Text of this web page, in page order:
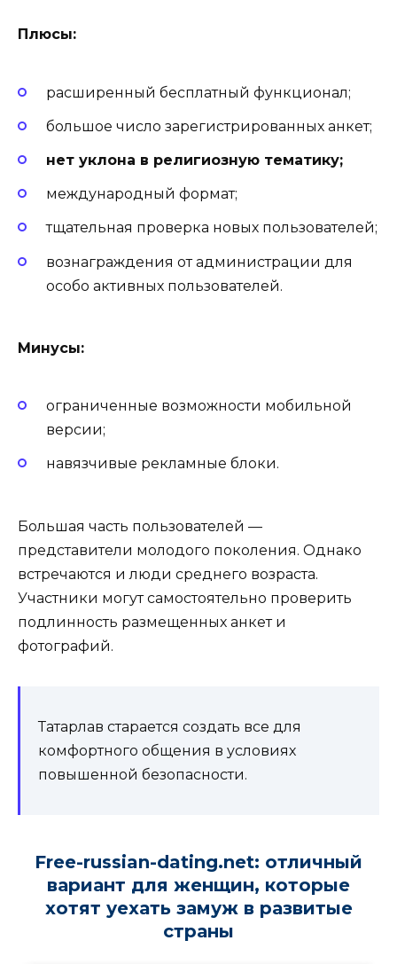
Плюсы:
расширенный бесплатный функционал;
большое число зарегистрированных анкет;
нет уклона в религиозную тематику;
международный формат;
тщательная проверка новых пользователей;
вознаграждения от администрации для
особо активных пользователей.
Минусы:
ограниченные возможности мобильной
версии;
навязчивые рекламные блоки.
Большая часть пользователей —
представители молодого поколения. Однако
встречаются и люди среднего возраста.
Участники могут самостоятельно проверить
подлинность размещенных анкет и
фотографий.
Татарлав старается создать все для
комфортного общения в условиях
повышенной безопасности.
Free-russian-dating.net: отличный
вариант для женщин, которые
хотят уехать замуж в развитые
страны